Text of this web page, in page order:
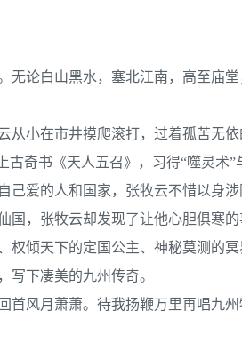
无论白山黑水，塞北江南，高至庙
从小在市井摸爬滚打，过着孤苦无
古奇书《天人五召》，习得“噬灵术
己爱的人和国家，张牧云不惜以身
国，张牧云却发现了让他心胆俱寒
权倾天下的定国公主、神秘莫测的
写下凄美的九州传奇。
首风月萧萧。待我扬鞭万里再唱九